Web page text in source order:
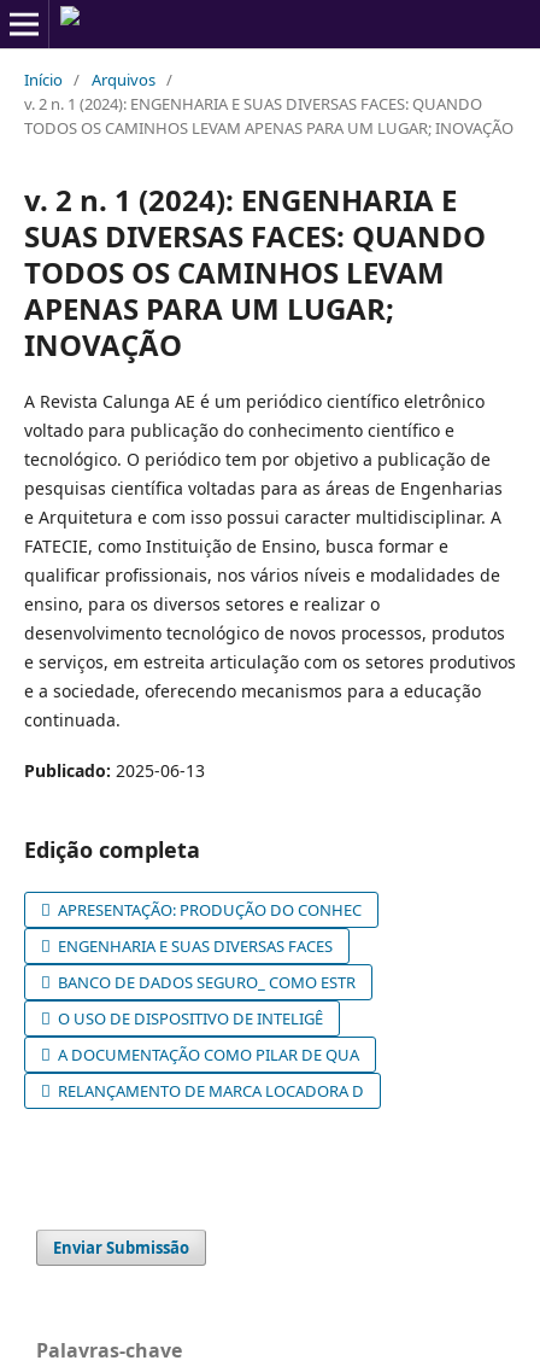
Início / Arquivos /
v. 2 n. 1 (2024): ENGENHARIA E SUAS DIVERSAS FACES: QUANDO
TODOS OS CAMINHOS LEVAM APENAS PARA UM LUGAR; INOVAÇÃO
v. 2 n. 1 (2024): ENGENHARIA E
SUAS DIVERSAS FACES: QUANDO
TODOS OS CAMINHOS LEVAM
APENAS PARA UM LUGAR;
INOVAÇÃO
A Revista Calunga AE é um periódico científico eletrônico
voltado para publicação do conhecimento científico e
tecnológico. O periódico tem por objetivo a publicação de
pesquisas científica voltadas para as áreas de Engenharias
e Arquitetura e com isso possui caracter multidisciplinar. A
FATECIE, como Instituição de Ensino, busca formar e
qualificar profissionais, nos vários níveis e modalidades de
ensino, para os diversos setores e realizar o
desenvolvimento tecnológico de novos processos, produtos
e serviços, em estreita articulação com os setores produtivos
e a sociedade, oferecendo mecanismos para a educação
continuada.
Publicado: 2025-06-13
Edição completa
APRESENTAÇÃO: PRODUÇÃO DO CONHEC
ENGENHARIA E SUAS DIVERSAS FACES
BANCO DE DADOS SEGURO_ COMO ESTR
O USO DE DISPOSITIVO DE INTELIGÊ
A DOCUMENTAÇÃO COMO PILAR DE QUA
RELANÇAMENTO DE MARCA LOCADORA D
Enviar Submissão
Palavras-chave